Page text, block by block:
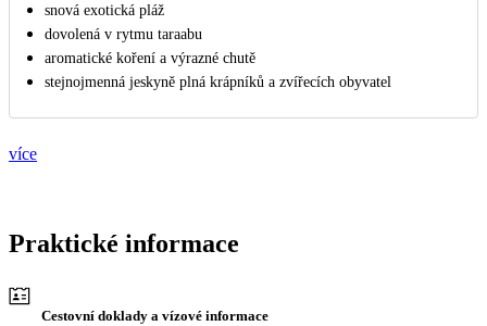
snová exotická pláž
dovolená v rytmu taraabu
aromatické koření a výrazné chutě
stejnojmenná jeskyně plná krápníků a zvířecích obyvatel
více
Praktické informace
Cestovní doklady a vízové informace